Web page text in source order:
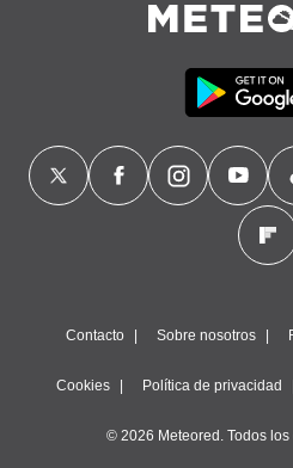
Contacto Sobre nosotros
Cookies Política de privacidad
© 2026 Meteored. Todos